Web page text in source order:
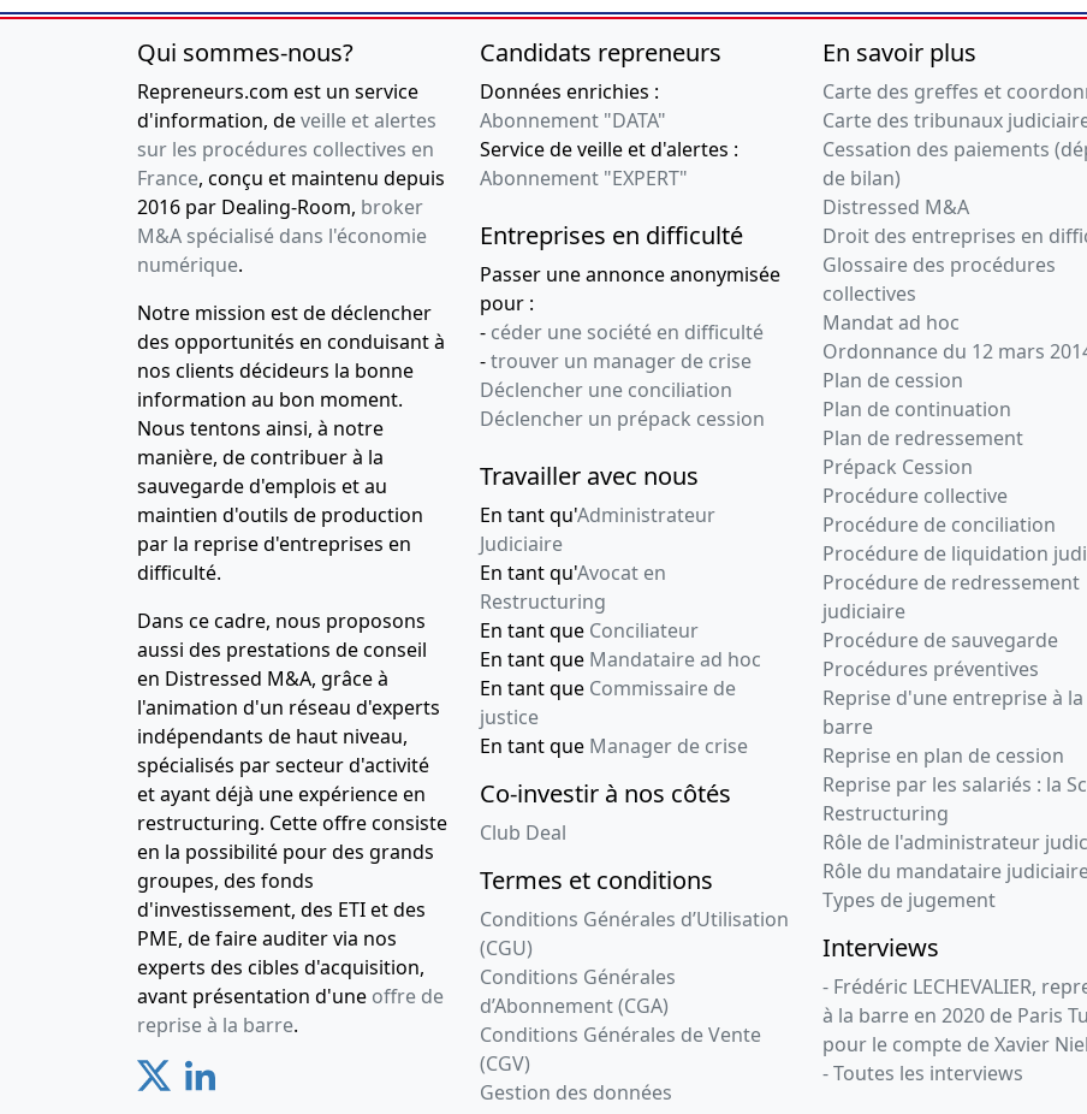
Qui sommes-nous?
Repreneurs.com est un service
d'information, deveille et alertes
sur les procédures collectives en
France, conçu et maintenu depuis
2016 par Dealing-Room, broker
M&A spécialisé dans l'économie
numérique.
Notre mission est de déclencher
des opportunités en conduisant à
nos clients décideurs la bonne
information au bon moment.
Nous tentons ainsi, à notre
manière, de contribuer à la
sauvegarde d'emplois et au
maintien d'outils de production
par la reprise d'entreprises en
difficulté.
Dans ce cadre, nous proposons
aussi des prestations de conseil
en Distressed M&A, grâce à
l'animation d'un réseau d'experts
indépendants de haut niveau,
spécialisés par secteur d'activité
et ayant déjà une expérience en
restructuring. Cette offre consiste
en la possibilité pour des grands
groupes, des fonds
d'investissement, des ETI et des
PME, de faire auditer via nos
experts des cibles d'acquisition,
avant présentation d'une offre de
reprise à la barre.
Candidats repreneurs
Données enrichies :
Abonnement "DATA"
Service de veille et d'alertes :
Abonnement "EXPERT"
Entreprises en difficulté
Passer une annonce anonymisée
pour :
- céder une société en difficulté
-trouver un manager de crise
Déclencher une conciliation
Déclencher un prépack cession
Travailler avec nous
En tant qu'Administrateur
Judiciaire
En tant qu'Avocat en
Restructuring
En tant que Conciliateur
En tant que Mandataire ad hoc
En tant que Commissaire de
justice
En tant que Manager de crise
Co-investir à nos côtés
Club Deal
Termes et conditions
Conditions Générales d’Utilisation
(CGU)
Conditions Générales
d’Abonnement (CGA)
Conditions Générales de Vente
(CGV)
Gestion des données
En savoir plus
Carte des greffes et
Carte des tribunaux
Cessation des paiements
de bilan)
Distressed M&A
Droit des entreprises en
Glossaire des procédures
collectives
Mandat ad hoc
Ordonnance du 12 mars
Plan de cession
Plan de continuation
Plan de redressement
Prépack Cession
Procédure collective
Procédure de conciliation
Procédure de liquidation
Procédure de redressement
judiciaire
Procédure de sauvegarde
Procédures préventives
Reprise d'une entreprise à la
barre
Reprise en plan de cession
Reprise par les salariés : la
Restructuring
Rôle de l'administrateur
Rôle du mandataire
Types de jugement
Interviews
- Frédéric LECHEVALIER,
à la barre en 2020 de Paris
pour le compte de Xavier Niel
- Toutes les interviews